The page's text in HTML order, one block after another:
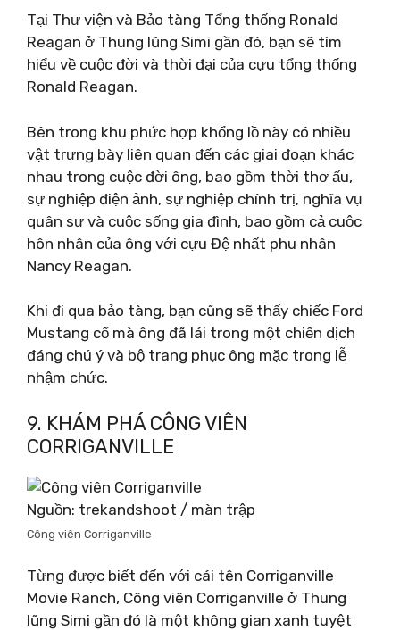
Tại Thư viện và Bảo tàng Tổng thống Ronald
Reagan ở Thung lũng Simi gần đó, bạn sẽ tìm
hiểu về cuộc đời và thời đại của cựu tổng thống
Ronald Reagan.
Bên trong khu phức hợp khổng lồ này có nhiều
vật trưng bày liên quan đến các giai đoạn khác
nhau trong cuộc đời ông, bao gồm thời thơ ấu,
sự nghiệp điện ảnh, sự nghiệp chính trị, nghĩa vụ
quân sự và cuộc sống gia đình, bao gồm cả cuộc
hôn nhân của ông với cựu Đệ nhất phu nhân
Nancy Reagan.
Khi đi qua bảo tàng, bạn cũng sẽ thấy chiếc Ford
Mustang cổ mà ông đã lái trong một chiến dịch
đáng chú ý và bộ trang phục ông mặc trong lễ
nhậm chức.
9. KHÁM PHÁ CÔNG VIÊN
CORRIGANVILLE
Nguồn: trekandshoot / màn trập
Công viên Corriganville
Từng được biết đến với cái tên Corriganville
Movie Ranch, Công viên Corriganville ở Thung
lũng Simi gần đó là một không gian xanh tuyệt